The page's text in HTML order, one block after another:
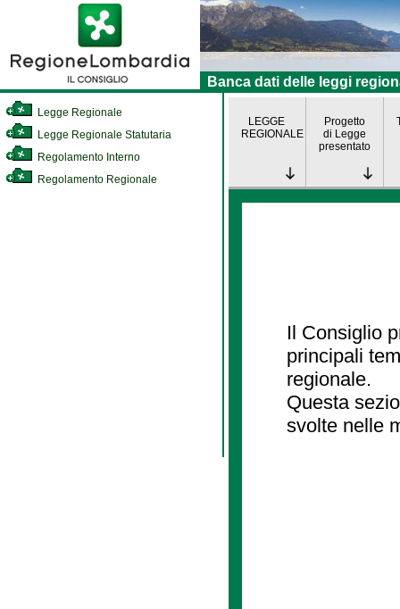
Banca dati delle leggi
Legge Regionale
Legge Regionale Statutaria
Regolamento Interno
Regolamento Regionale
LEGGE
REGIONALE
Progetto
di Legge
presentato
Il Consiglio
principali
regionale.
Questa
svolte nelle